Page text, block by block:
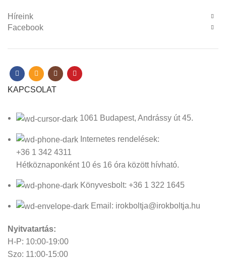
Híreink
Facebook
KAPCSOLAT
1061 Budapest, Andrássy út 45.
Internetes rendelések:
+36 1 342 4311
Hétköznaponként 10 és 16 óra között hívható.
Könyvesbolt: +36 1 322 1645
Email: irokboltja@irokboltja.hu
Nyitvatartás:
H-P: 10:00-19:00
Szo: 11:00-15:00